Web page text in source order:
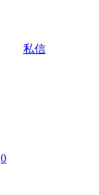
私信
0